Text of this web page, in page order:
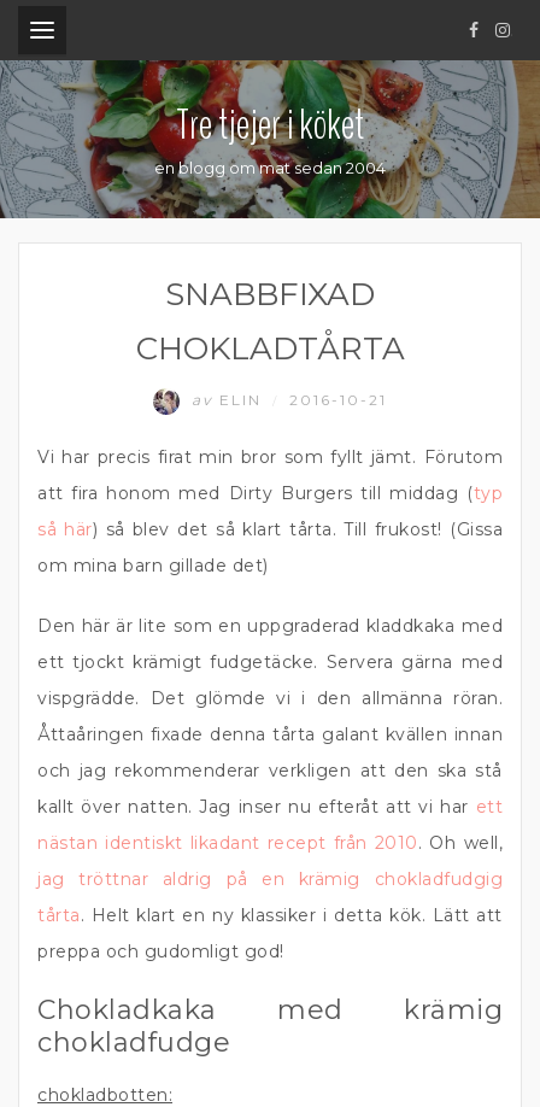
.
Tre tjejer i köket
en blogg om mat sedan 2004
SNABBFIXAD
CHOKLADTÅRTA
av ELIN 2016-10-21
Vi har precis firat min bror som fyllt jämt. Förutom
att fira honom med Dirty Burgers till middag (typ
så här) så blev det så klart tårta. Till frukost! (Gissa
om mina barn gillade det)
Den här är lite som en uppgraderad kladdkaka med
ett tjockt krämigt fudgetäcke. Servera gärna med
vispgrädde. Det glömde vi i den allmänna röran.
Åttaåringen fixade denna tårta galant kvällen innan
och jag rekommenderar verkligen att den ska stå
kallt över natten. Jag inser nu efteråt att vi har ett
nästan identiskt likadant recept från 2010. Oh well,
jag tröttnar aldrig på en krämig chokladfudgig
tårta. Helt klart en ny klassiker i detta kök. Lätt att
preppa och gudomligt god!
Chokladkaka med krämig
chokladfudge
chokladbotten: